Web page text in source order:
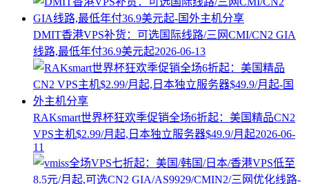
DMIT香港VPS补货：可选国际线路/三网CMI/CN2 GIA
线路,最低年付36.9美元起2026-06-13
RAKsmart世界杯狂欢季促销全场6折起：美国精品CN2
VPS主机$2.99/月起,日本独立服务器$49.9/月起2026-06-
11